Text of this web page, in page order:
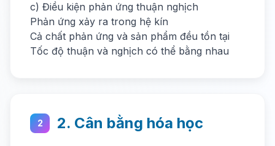
c) Điều kiện phản ứng thuận nghịch
Phản ứng xảy ra trong hệ kín
Cả chất phản ứng và sản phẩm đều tồn tại
Tốc độ thuận và nghịch có thể bằng nhau
2 2. Cân bằng hóa học